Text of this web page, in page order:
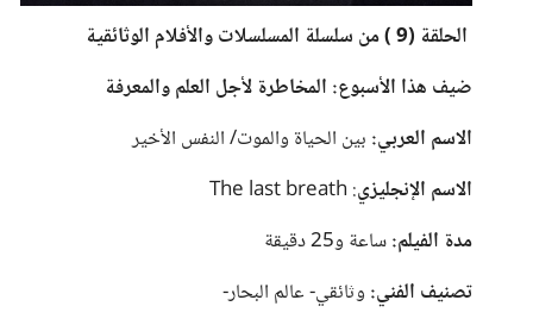
الحلقة (9 ) من سلسلة المسلسلات والأفلام الوثائقية
ضيف هذا الأسبوع: المخاطرة لأجل العلم والمعرفة
الاسم العربي: بين الحياة والموت/ النفس الأخير
الاسم الإنجليزي: The last breath
مدة الفيلم:ساعة و25 دقيقة
تصنيف الفني: وثائقي- عالم البحار-